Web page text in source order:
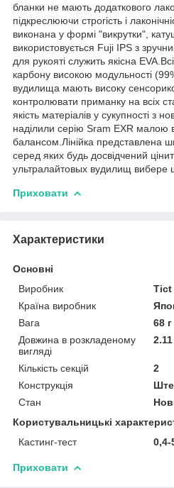
бланки не мають додаткового
підкреслюючи строгість і
виконана у формі "викрутки",
використовується Fuji IPS з
для рукояті служить якісна
карбону високою модульності
вудилища мають високу
контролювати приманку на всіх
якість матеріалів у сукупності з
наділили серію Sram EXR малою
балансом.Лінійка представлена
серед яких будь досвідчений
ультралайтовых вудилищ вибере
Приховати
Характеристики
Основні
Виробник
Tict
Країна виробник
Вага
68 г
Довжина в розкладеному
вигляді
Кількість секцій
2
Конструкція
Стан
Користувальницькі
Кастинг-тест
0,4-
Приховати